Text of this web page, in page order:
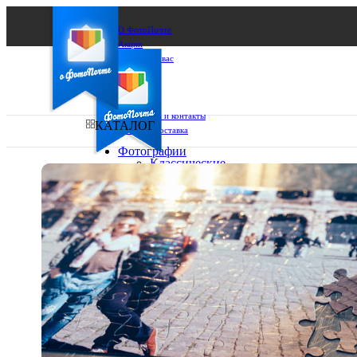
О ФотоПочте
Акции
Сделаем за вас
Бизнесу
FAQ
Франшиза
Поддержка и контакты
Оплата и доставка
Ваш город:
Ваш регион доставки
Выберите из списка:
КАТАЛОГ
Фотографии
Классические
10х10
10х15
13х18
15х15
15х20
20х20
20х30
30х30
30х40
А4
Фото
в